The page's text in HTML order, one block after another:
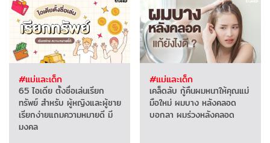
#แม่และเด็ก
65 ไอเดีย ตั้งชื่อเล่นเรียก
ทรัพย์ สำหรับ ผู้หญิงและผู้ชาย
เรียกง่ายแถมความหมายดี มี
มงคล
#แม่และเด็ก
เคล็ดลับ กู้คืนผมหนาให้คุณแม่
มือใหม่ ผมบาง หลังคลอด
บอกลา ผมร่วงหลังคลอด